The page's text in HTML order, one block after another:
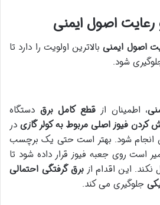
اصول ایمنیبالاترین اولویت را دارد تا
شود.
، اطمینان از قطع کامل برق دستگاه
کردن فیوز اصلی مربوط به کولر گازی در
انجام شود. بهتر است حتی یک برچسب
است روی جعبه فیوز قرار داده شود تا
این اقدام ازبرق گرفتگی احتمالی
جلوگیری می کند.